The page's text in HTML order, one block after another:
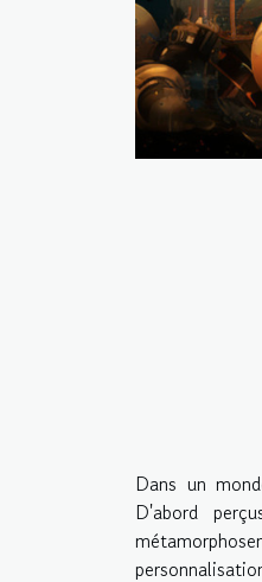
Dans un
D'abord